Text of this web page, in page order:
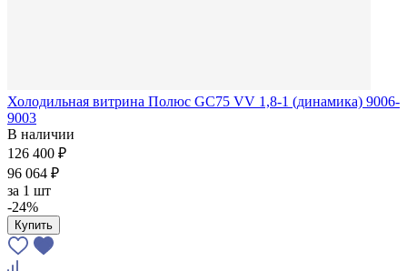
Холодильная витрина Полюс GС75 VV 1,8-1 (динамика) 9006-
9003
В наличии
126 400 ₽
96 064 ₽
за 1 шт
-24%
Купить